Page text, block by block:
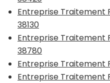
Entreprise Traitement
38130
Entreprise Traitement
38780
Entreprise Traitement
Entreprise Traitement